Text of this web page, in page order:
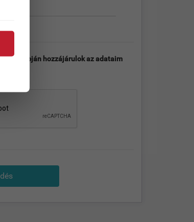
alapján hozzájárulok az adataim